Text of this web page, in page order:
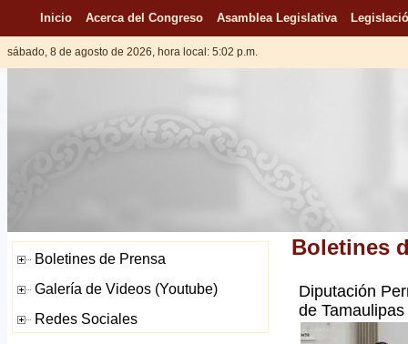
Inicio Acerca del Congreso Asamblea Legislativa
sábado, 8 de agosto de 2026, hora local: 5:02 p.m.
Boletines
Diputación
de Tamaulipas